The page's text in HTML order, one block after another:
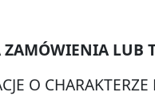
ZAMÓWIENIA LUB
O